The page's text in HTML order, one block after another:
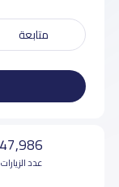
متابعة
47,986
عدد الزيارات